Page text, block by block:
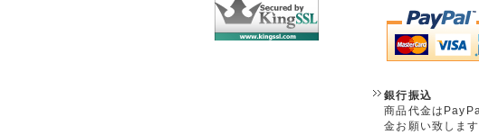
銀行振込
商品代金は
金お願い致します